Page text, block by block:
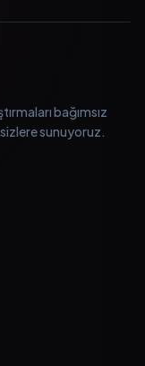
bağımsız
sunuyoruz.